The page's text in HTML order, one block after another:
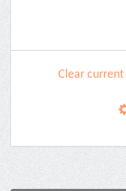
Clear